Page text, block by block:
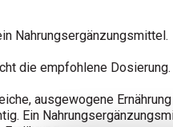
Nahrungsergänzungsmittel.
die empfohlene Dosierung.
ausgewogene
Ein